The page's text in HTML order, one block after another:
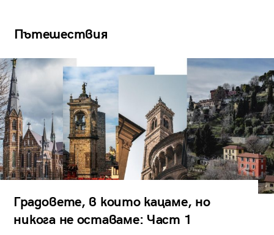
Пътешествия
Градовете, в които кацаме, но
никога не оставаме: Част 1